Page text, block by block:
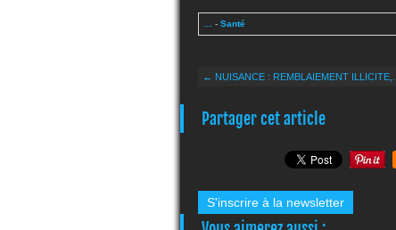
- Santé
← NUISANCE : REMBLAIEMENT ILLICITE,...
Partager cet article
S'inscrire à la newsletter